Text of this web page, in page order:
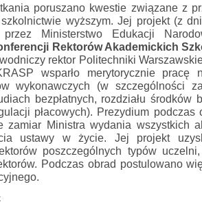
poruszano kwestie związane z
wyższym. Jej projekt (z
przez Ministerstwo Edukacji
Rektorów Akademickich
rektor Politechniki
wsparło merytorycznie pracę
wykonawczych (w szczególności
bezpłatnych, rozdziału środków
płacowych). Prezydium podczas
zamiar Ministra wydania wszystkich
ustawy w życie. Jej projekt
poszczególnych typów
Podczas obrad postulowano